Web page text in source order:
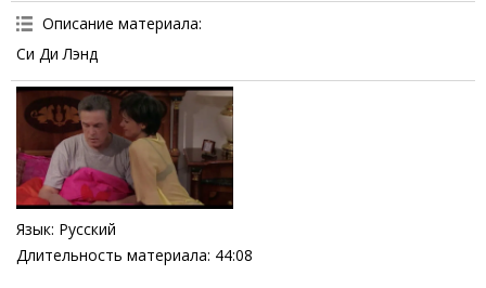
Описание материала:
Си Ди Лэнд
Язык: Русский
Длительность материала: 44:08